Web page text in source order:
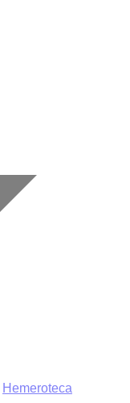
Hemeroteca